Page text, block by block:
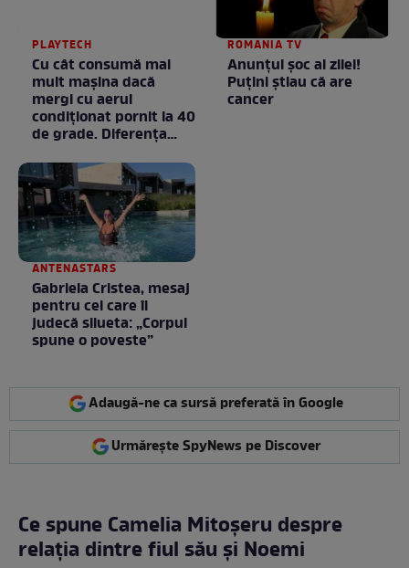
PLAYTECH
Cu cât consumă mai
mult mașina dacă
mergi cu aerul
condiționat pornit la 40
de grade. Diferența
decât crezi
ROMANIA TV
Anunţul şoc al zilei!
Puţini ştiau că are
cancer
ANTENASTARS
Gabriela Cristea, mesaj
pentru cei care îi
judecă silueta: „Corpul
spune o poveste”
Adaugă-ne ca sursă preferată în Google
Urmărește SpyNews pe Discover
Ce spune Camelia Mitoșeru despre
relația dintre fiul său și Noemi